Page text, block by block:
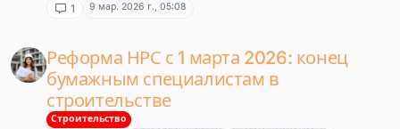
1 9 мар. 2026 г., 05:08
Реформа НРС с 1 марта 2026: конец
бумажным специалистам в
строительстве
Строительство